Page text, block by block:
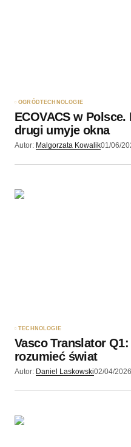
OGRÓDTECHNOLOGIE
ECOVACS w
drugi umyje okna
Autor: Malgorzata Kowalik01/06/
TECHNOLOGIE
Vasco Translator
rozumieć świat
Autor: Daniel Laskowski02/04/2026